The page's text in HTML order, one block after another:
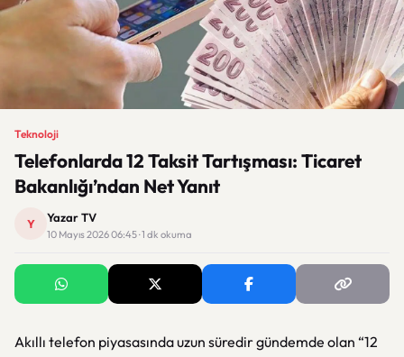
Teknoloji
Telefonlarda 12 Taksit Tartışması: Ticaret
Bakanlığı’ndan Net Yanıt
Y Yazar TV
10 Mayıs 2026 06:45 · 1 dk okuma
Akıllı telefon piyasasında uzun süredir gündemde olan “12